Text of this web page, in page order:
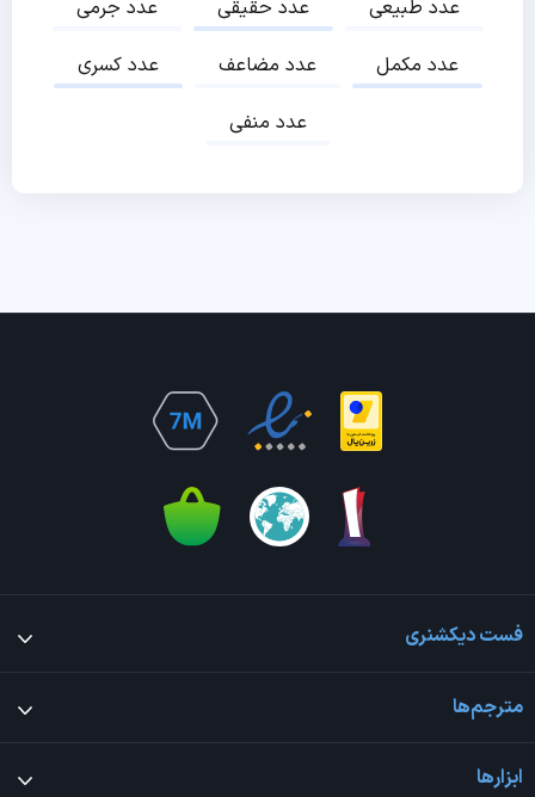
عدد جرمی
عدد حقیقی
عدد طبیعی
عدد کسری
عدد مضاعف
عدد مکمل
عدد منفی
فست دیکشنری
مترجم‌ها
ابزارها